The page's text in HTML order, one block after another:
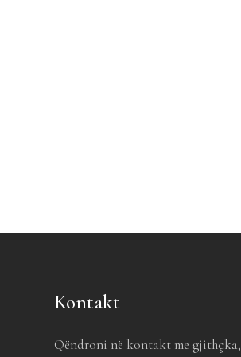
Kontakt
Qëndroni në kontakt me gjithçka,